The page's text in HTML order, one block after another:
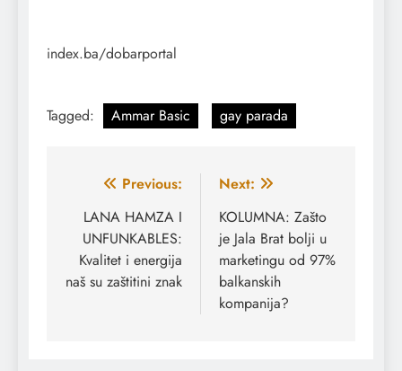
index.ba/dobarportal
Tagged: Ammar Basic gay parada
Navigacija
članaka
Previous:
LANA HAMZA I
UNFUNKABLES:
Kvalitet i energija
naš su zaštitini znak
Next:
KOLUMNA: Zašto
je Jala Brat bolji u
marketingu od 97%
balkanskih
kompanija?